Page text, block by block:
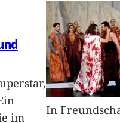
im
In